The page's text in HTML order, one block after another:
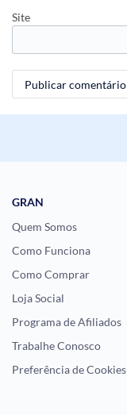
Site
GRAN
Quem Somos
Como Funciona
Como Comprar
Loja Social
Programa de Afiliados
Trabalhe Conosco
Preferência de Cookies